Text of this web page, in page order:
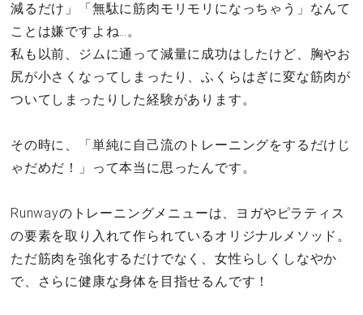
減るだけ」「無駄に筋肉モリモリになっちゃう」なんて
ことは嫌ですよね…。
私も以前、ジムに通って減量に成功はしたけど、胸やお
尻が小さくなってしまったり、ふくらはぎに変な筋肉が
ついてしまったりした経験があります。
その時に、「単純に自己流のトレーニングをするだけじ
ゃだめだ！」って本当に思ったんです。
Runwayのトレーニングメニューは、ヨガやピラティス
の要素を取り入れて作られているオリジナルメソッド。
ただ筋肉を強化するだけでなく、女性らしくしなやか
で、さらに健康な身体を目指せるんです！